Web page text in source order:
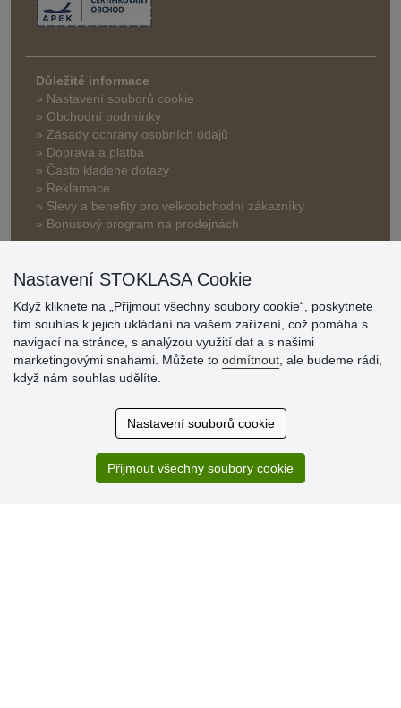
Důležité informace
» Nastavení souborů cookie
» Obchodní podmínky
» Zásady ochrany osobních údajů
» Doprava a platba
» Často kladené dotazy
» Reklamace
» Slevy a benefity pro velkoobchodní zákazníky
» Bonusový program na prodejnách
Hodnocení
zákazníků
Super obchod, kvalitní zboží za slušné ceny. Vřele
Nastavení STOKLASA Cookie
Když kliknete na „Přijmout všechny soubory cookie“, poskytnete
tím souhlas k jejich ukládání na vašem zařízení, což pomáhá s
navigací na stránce, s analýzou využití dat a s našimi
marketingovými snahami. Můžete to odmítnout , ale budeme rádi,
když nám souhlas udělíte.
Nastavení souborů cookie
Přijmout všechny soubory cookie